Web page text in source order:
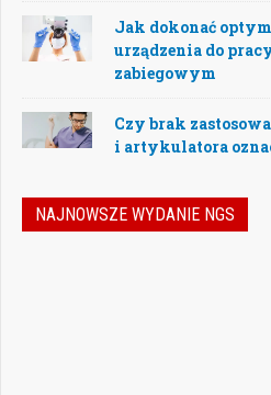
Jak dokonać
urządzenia do
zabiegowym
Czy brak
i artykulatora
NAJNOWSZE WYDANIE NGS